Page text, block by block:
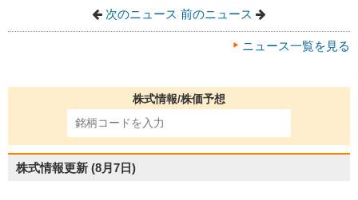
次のニュース 前のニュース
ニュース一覧を見る
株式情報/株価予想
株式情報更新 (8月7日)